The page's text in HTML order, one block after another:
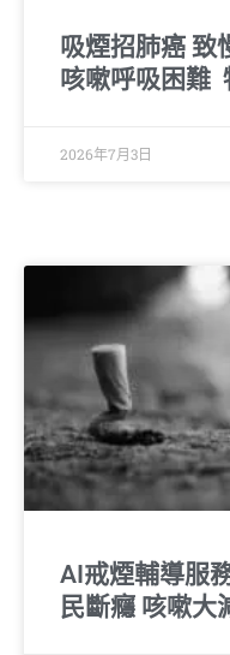
吸煙招肺癌 致
咳嗽呼吸困難
2026年7月3日
AI戒煙輔導服
民斷癮 咳嗽大